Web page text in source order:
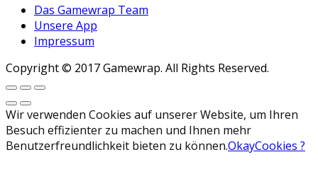
Das Gamewrap Team
Unsere App
Impressum
Copyright © 2017 Gamewrap. All Rights Reserved.
Wir verwenden Cookies auf unserer Website, um Ihren
Besuch effizienter zu machen und Ihnen mehr
Benutzerfreundlichkeit bieten zu können.OkayCookies ?